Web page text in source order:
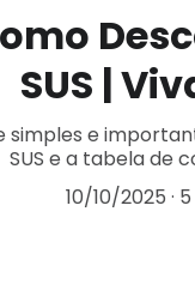
SUS |
simples e
SUS e a tabela de
10/10/2025